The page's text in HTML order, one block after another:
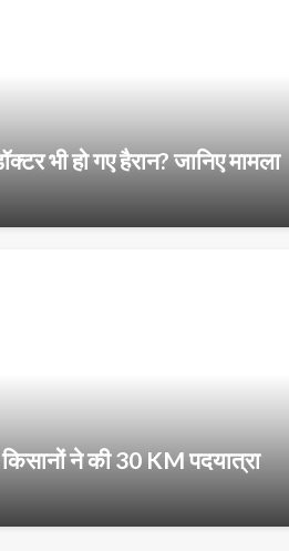
भी हो गए हैरान? जानिए मामला
ने की 30 KM पदयात्रा